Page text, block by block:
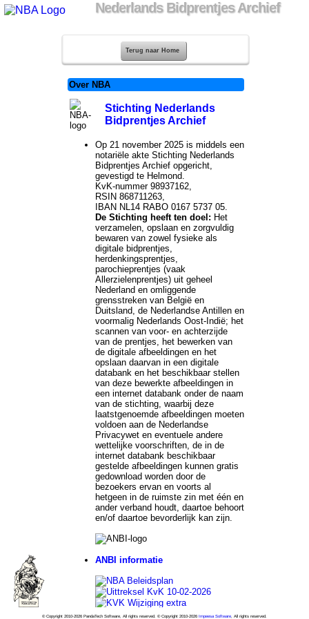
Nederlands Bidprentjes Archief
Terug naar Home
Over NBA
Stichting Nederlands
Bidprentjes Archief
Op 21 november 2025 is middels een
notariële akte Stichting Nederlands
Bidprentjes Archief opgericht,
gevestigd te Helmond.
KvK-nummer 98937162,
RSIN 868711263,
IBAN NL14 RABO 0167 5737 05.
De Stichting heeft ten doel: Het
verzamelen, opslaan en zorgvuldig
bewaren van zowel fysieke als
digitale bidprentjes,
herdenkingsprentjes,
parochieprentjes (vaak
Allerzielenprentjes) uit geheel
Nederland en omliggende
grensstreken van België en
Duitsland, de Nederlandse Antillen en
voormalig Nederlands Oost-Indië; het
scannen van voor- en achterzijde
van de prentjes, het bewerken van
de digitale afbeeldingen en het
opslaan daarvan in een digitale
databank en het beschikbaar stellen
van deze bewerkte afbeeldingen in
een internet databank onder de naam
van de stichting, waarbij deze
laatstgenoemde afbeeldingen moeten
voldoen aan de Nederlandse
Privacywet en eventuele andere
wettelijke voorschriften, de in de
internet databank beschikbaar
gestelde afbeeldingen kunnen gratis
gedownload worden door de
bezoekers ervan en voorts al
hetgeen in de ruimste zin met één en
ander verband houdt, daartoe behoort
en/of daartoe bevorderlijk kan zijn.
ANBI informatie
© Copyright 2010-2026 PandaTech Software, All rights reserved. © Copyright 2010-2026 Impeesa Software, All rights reserved.